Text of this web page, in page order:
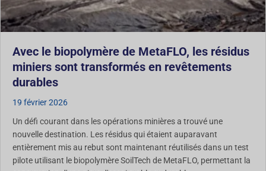
Avec le biopolymère de MetaFLO, les résidus
miniers sont transformés en revêtements
durables
19 février 2026
Un défi courant dans les opérations minières a trouvé une
nouvelle destination. Les résidus qui étaient auparavant
entièrement mis au rebut sont maintenant réutilisés dans un test
pilote utilisant le biopolymère SoilTech de MetaFLO, permettant la